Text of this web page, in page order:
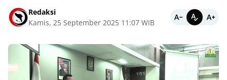
Redaksi
Kamis, 25 September 2025 11:07 WIB